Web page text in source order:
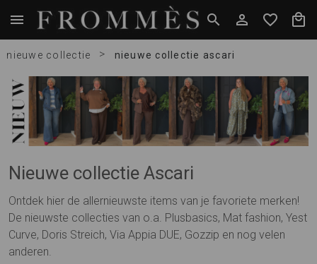
nieuwe collectie > nieuwe collectie ascari
Nieuwe collectie Ascari
Ontdek hier de allernieuwste items van je favoriete merken!
De nieuwste collecties van o.a. Plusbasics, Mat fashion, Yest
Curve, Doris Streich, Via Appia DUE, Gozzip en nog velen
anderen.